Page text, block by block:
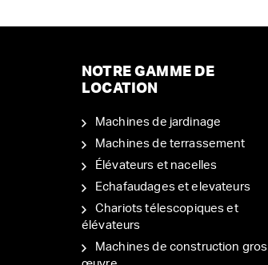
NOTRE GAMME DE
LOCATION
Machines de jardinage
Machines de terrassement
Élévateurs et nacelles
Echafaudages et elevateurs
Chariots télescopiques et
élévateurs
Machines de construction gros